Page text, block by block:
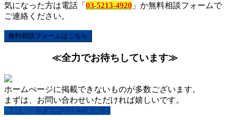
気になった方は電話「 03-5213-4920 」か無料相談フォームで
ご連絡ください。
無料相談フォームはこちら
≪全力でお待ちしています≫
ホームぺージに掲載できないものが多数ございます。
まずは、お問い合わせいただければ嬉しいです。
無料相談フォームはこちら！